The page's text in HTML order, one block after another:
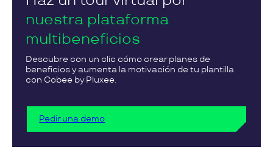
nuestra plataforma
multibeneficios
Descubre con un clic cómo crear planes de
beneficios y aumenta la motivación de tu plantilla
con Cobee by Pluxee.
Pedir una demo